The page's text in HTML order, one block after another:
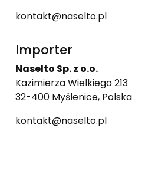
kontakt@naselto.pl
Importer
Naselto Sp. z o.o.
Kazimierza Wielkiego 213
32-400 Myślenice, Polska
kontakt@naselto.pl